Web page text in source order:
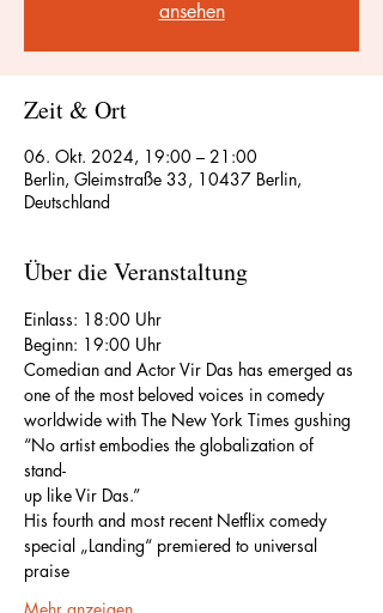
ansehen
Zeit & Ort
06. Okt. 2024, 19:00 – 21:00
Berlin, Gleimstraße 33, 10437 Berlin,
Deutschland
Über die Veranstaltung
Einlass: 18:00 Uhr
Beginn: 19:00 Uhr
Comedian and Actor Vir Das has emerged as
one of the most beloved voices in comedy
worldwide with The New York Times gushing
“No artist embodies the globalization of
stand-
up like Vir Das.”
His fourth and most recent Netflix comedy
special „Landing“ premiered to universal
praise